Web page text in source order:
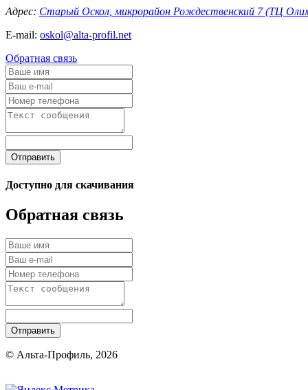
Адрес: Старый Оскол, микрорайон Рождественский 7 (ТЦ
E-mail: oskol@alta-profil.net
Обратная связь
Отправить
Доступно для скачивания
Обратная связь
Отправить
© Альта-Профиль, 2026